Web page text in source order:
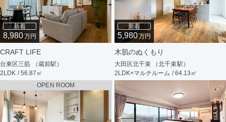
新着
8,980万円
CRAFT LIFE
台東区三筋 （蔵前駅）
2LDK / 56.87㎡
新着
5,980万円
木肌のぬくもり
大田区北千束 （北千束駅）
2LDK+マルチルーム / 64.13㎡
OPEN ROOM